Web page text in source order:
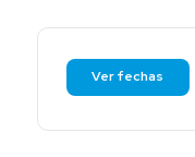
Ver fechas